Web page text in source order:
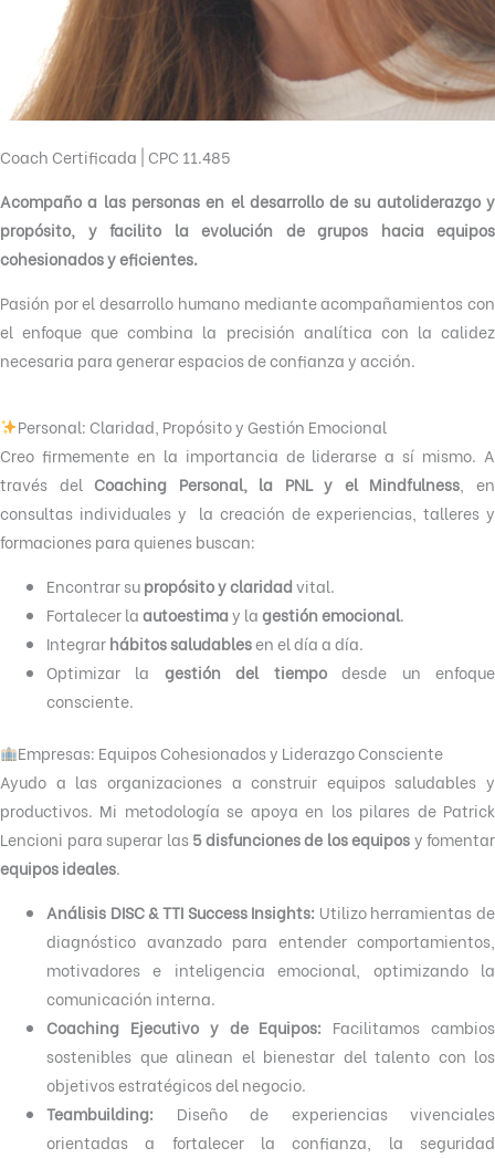
Coach Certificada | CPC 11.485
Acompaño a las personas en el desarrollo de su autoliderazgo y
propósito, y facilito la evolución de grupos hacia equipos
cohesionados y eficientes.
Pasión por el desarrollo humano mediante acompañamientos con
el enfoque que combina la precisión analítica con la calidez
necesaria para generar espacios de confianza y acción.
Personal: Claridad, Propósito y Gestión Emocional
Creo firmemente en la importancia de liderarse a sí mismo. A
través delCoaching Personal, la PNL y el Mindfulness , en
consultas individuales y la creación de experiencias, talleres y
formaciones para quienes buscan:
Encontrar supropósito y claridadvital.
Fortalecer laautoestimay lagestión emocional.
Integrarhábitos saludablesen el día a día.
Optimizar la gestión del tiempodesde un enfoque
consciente.
Empresas: Equipos Cohesionados y Liderazgo Consciente
Ayudo a las organizaciones a construir equipos saludables y
productivos. Mi metodología se apoya en los pilares de Patrick
Lencioni para superar las5 disfunciones de los equiposy fomentar
equipos ideales.
Análisis DISC & TTI Success Insights: Utilizo herramientas de
diagnóstico avanzado para entender comportamientos,
motivadores e inteligencia emocional, optimizando la
comunicación interna.
Coaching Ejecutivo y de Equipos: Facilitamos cambios
sostenibles que alinean el bienestar del talento con los
objetivos estratégicos del negocio.
Teambuilding: Diseño de experiencias vivenciales
orientadas a fortalecer la confianza, la seguridad